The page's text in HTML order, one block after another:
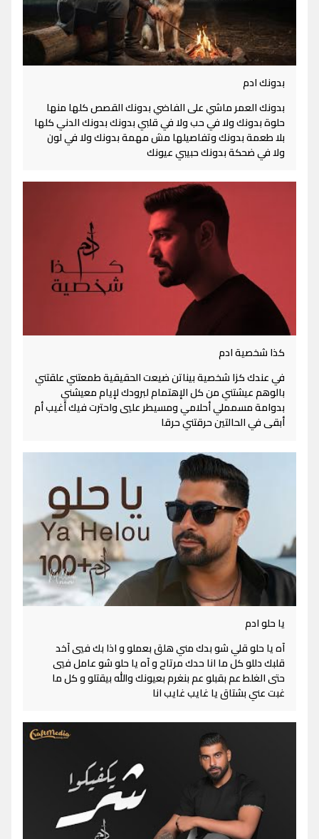
بدونك ادم
بدونك العمر ماشي على الفاضي بدونك القصص كلها منها
حلوة بدونك ولا في حب ولا في قلبي بدونك بدونك الدني كلها
بلا طعمة بدونك وتفاصيلها مش مهمة بدونك ولا في لون
ولا في ضحكة بدونك حبيبي عيونك
كذا شخصية ادم
في عندك كزا شخصية بيناتن ضيعت الحقيقية طمعتني علقتني
بالوهم عيشتني من كل الإهتمام لبرودك لإيام معيشني
بدوامة مسمملي أحلامي ومسيطر عليي واحترت فيك أغيب أم
أبقى في الحالتين حرقتني حرقا
يا حلو ادم
آه يا حلو قلي شو بدك مني هلق بعملو و اذا بك فيي آخد
قلبك دللو كل ما انا حدك مرتاح و آه يا حلو شو عامل فيي
حتى الغلط عم بقبلو عم بنغرم بعيونك والله بيقتلو و كل ما
غبت عني بشتاق يا غايب غايب انا